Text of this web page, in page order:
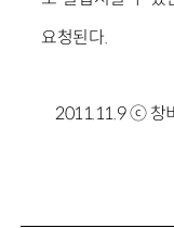
요청된다.
2011.11.9 ⓒ 창